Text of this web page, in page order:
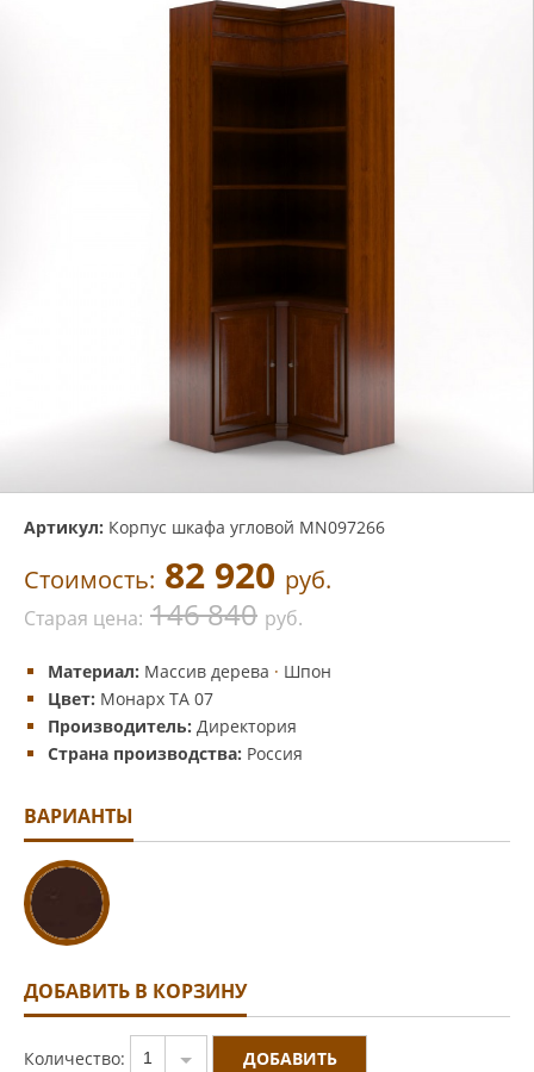
Артикул: Корпус шкафа угловой MN097266
Стоимость: 82 920 руб.
Старая цена: 146 840 руб.
Материал: Массив дерева · Шпон
Цвет: Монарх TA 07
Производитель: Директория
Страна производства: Россия
ВАРИАНТЫ
ДОБАВИТЬ В КОРЗИНУ
Количество: 1